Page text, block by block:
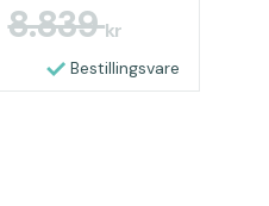
8.839kr
Bestillingsvare